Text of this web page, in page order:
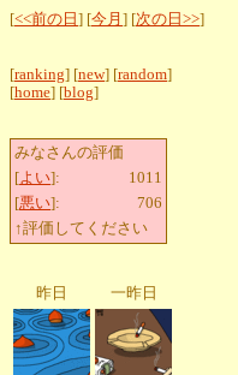
[<<前の日 ] [今月 ] [次の日>>]
[ranking] [new] [random]
[home] [blog]
みなさんの評価
[よい]:
1011
[悪い]:
706
↑評価してください
昨日 一昨日